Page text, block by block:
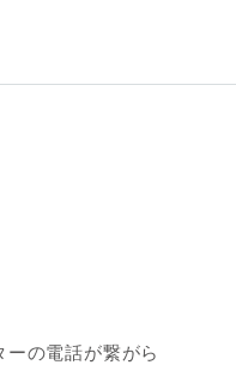
の電話が繋がら